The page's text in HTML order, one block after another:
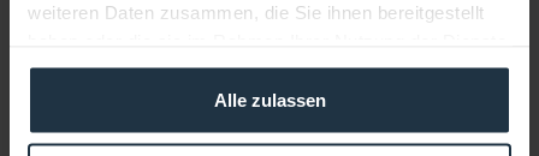
weiteren Daten zusammen, die Sie ihnen bereitgestellt
gesammelt haben.
Alle zulassen